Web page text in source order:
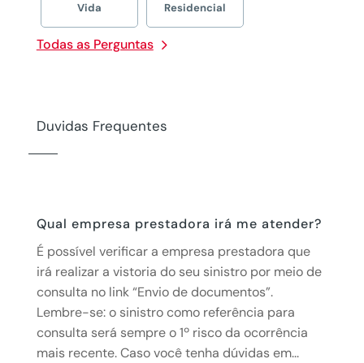
Todas as Perguntas
Vida Residencial
Duvidas Frequentes
Qual empresa prestadora irá me atender?
É possível verificar a empresa prestadora que
irá realizar a vistoria do seu sinistro por meio de
consulta no link “Envio de documentos”.
Lembre-se: o sinistro como referência para
consulta será sempre o 1º risco da ocorrência
mais recente. Caso você tenha dúvidas em...